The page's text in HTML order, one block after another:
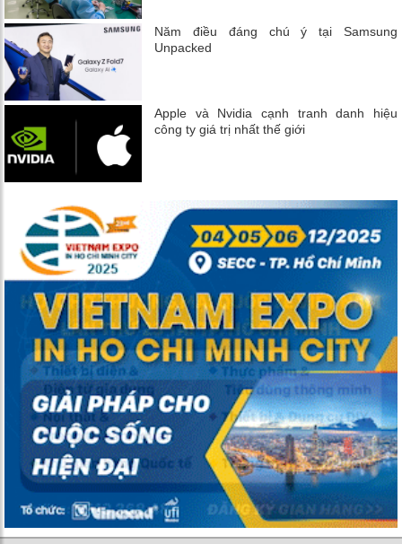
Năm điều đáng chú ý tại Samsung
Unpacked
Apple và Nvidia cạnh tranh danh hiệu
công ty giá trị nhất thế giới